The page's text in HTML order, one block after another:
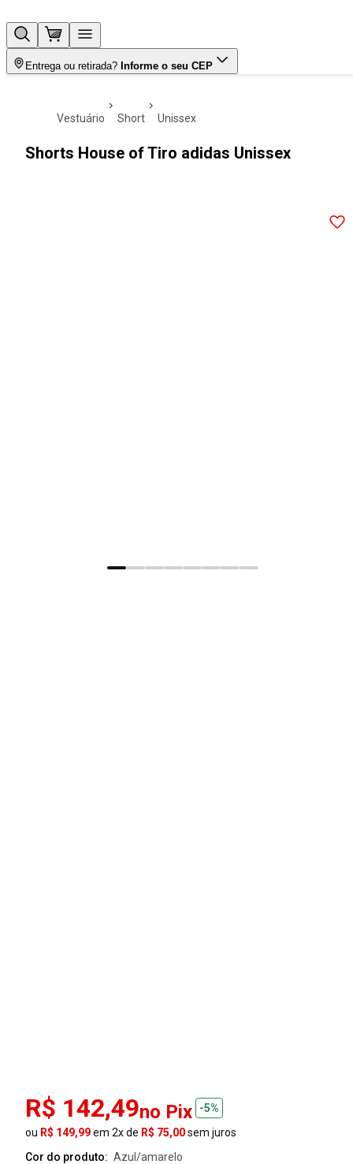
Entrega ou retirada? Informe o seu CEP
vestuário short unissex
Shorts House of Tiro adidas Unissex
R$ 142,49no Pix
-5%
ou R$ 149,99em 2x de R$ 75,00sem juros
Cor do produto:
azul/amarelo